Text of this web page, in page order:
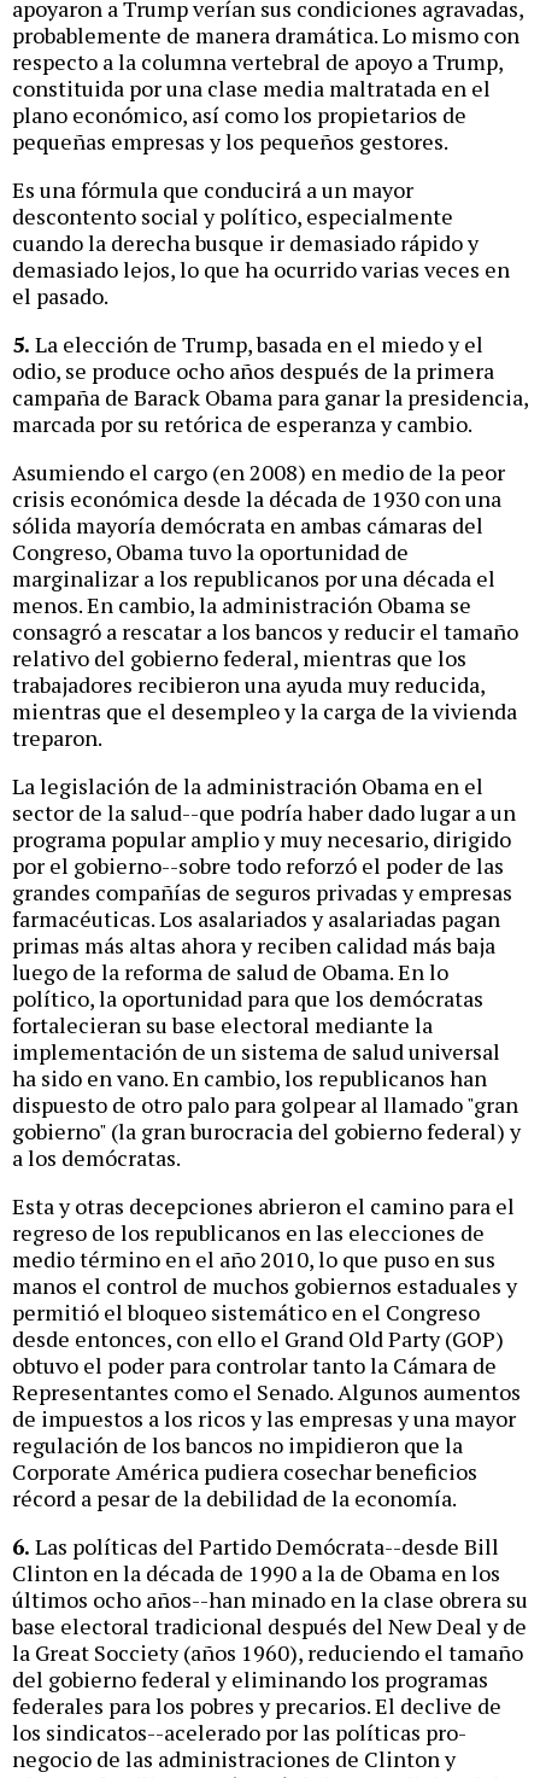
apoyaron a Trump verían sus condiciones agravadas,
probablemente de manera dramática. Lo mismo con
respecto a la columna vertebral de apoyo a Trump,
constituida por una clase media maltratada en el
plano económico, así como los propietarios de
pequeñas empresas y los pequeños gestores.
Es una fórmula que conducirá a un mayor
descontento social y político, especialmente
cuando la derecha busque ir demasiado rápido y
demasiado lejos, lo que ha ocurrido varias veces en
el pasado.
5. La elección de Trump, basada en el miedo y el
odio, se produce ocho años después de la primera
campaña de Barack Obama para ganar la presidencia,
marcada por su retórica de esperanza y cambio.
Asumiendo el cargo (en 2008) en medio de la peor
crisis económica desde la década de 1930 con una
sólida mayoría demócrata en ambas cámaras del
Congreso, Obama tuvo la oportunidad de
marginalizar a los republicanos por una década el
menos. En cambio, la administración Obama se
consagró a rescatar a los bancos y reducir el tamaño
relativo del gobierno federal, mientras que los
trabajadores recibieron una ayuda muy reducida,
mientras que el desempleo y la carga de la vivienda
treparon.
La legislación de la administración Obama en el
sector de la salud--que podría haber dado lugar a un
programa popular amplio y muy necesario, dirigido
por el gobierno--sobre todo reforzó el poder de las
grandes compañías de seguros privadas y empresas
farmacéuticas. Los asalariados y asalariadas pagan
primas más altas ahora y reciben calidad más baja
luego de la reforma de salud de Obama. En lo
político, la oportunidad para que los demócratas
fortalecieran su base electoral mediante la
implementación de un sistema de salud universal
ha sido en vano. En cambio, los republicanos han
dispuesto de otro palo para golpear al llamado "gran
gobierno" (la gran burocracia del gobierno federal) y
a los demócratas.
Esta y otras decepciones abrieron el camino para el
regreso de los republicanos en las elecciones de
medio término en el año 2010, lo que puso en sus
manos el control de muchos gobiernos estaduales y
permitió el bloqueo sistemático en el Congreso
desde entonces, con ello el Grand Old Party (GOP)
obtuvo el poder para controlar tanto la Cámara de
Representantes como el Senado. Algunos aumentos
de impuestos a los ricos y las empresas y una mayor
regulación de los bancos no impidieron que la
Corporate América pudiera cosechar beneficios
récord a pesar de la debilidad de la economía.
6. Las políticas del Partido Demócrata--desde Bill
Clinton en la década de 1990 a la de Obama en los
últimos ocho años--han minado en la clase obrera su
base electoral tradicional después del New Deal y de
la Great Socciety (años 1960), reduciendo el tamaño
del gobierno federal y eliminando los programas
federales para los pobres y precarios. El declive de
los sindicatos--acelerado por las políticas pro-
negocio de las administraciones de Clinton y